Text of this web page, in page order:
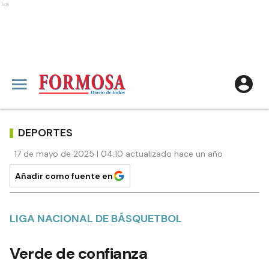
Ads
DEPORTES
17 de mayo de 2025 | 04:10 actualizado hace un año
Añadir como fuente en
LIGA NACIONAL DE BÁSQUETBOL
Verde de confianza